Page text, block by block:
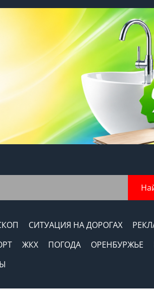
СИТУАЦИЯ НА ДОРОГАХ
ЖКХ ПОГОДА ОРЕНБУРЖЬЕ